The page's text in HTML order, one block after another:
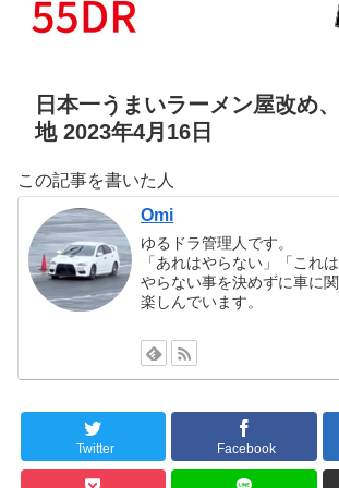
日本一うまいラーメン屋改め
地 2023年4月16日
この記事を書いた人
Omi
ゆるドラ管理人です。
「あれはやらない」「これ
やらない事を決めずに車に
楽しんでいます。
Twitter Facebook